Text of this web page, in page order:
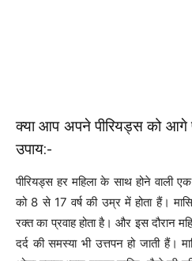
क्या आप अपने पीरियड्स को
उपाय:-
पीरियड्स हर महिला के साथ होने वाली
को 8 से 17 वर्ष की उम्र में होता हैं।
रक्त का प्रवाह होता है। और इस दौरान
दर्द की समस्या भी उत्तपन हो जाती हैं।